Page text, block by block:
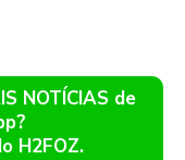
NOTÍCIAS de
H2FOZ.